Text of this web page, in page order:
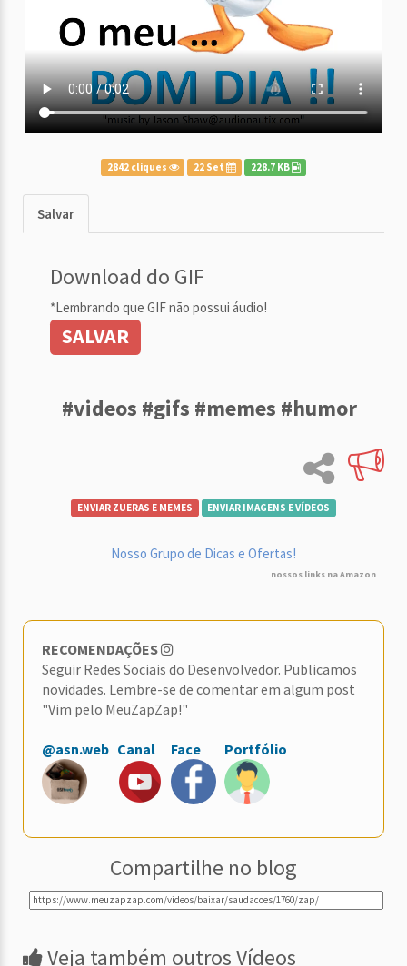
2842 cliques 22 Set 228.7 KB
Salvar
Download do GIF
*Lembrando que GIF não possui áudio!
SALVAR
#videos #gifs #memes #humor
ENVIAR ZUERAS E MEMES ENVIAR IMAGENS E VÍDEOS
Nosso Grupo de Dicas e Ofertas!
nossos links na Amazon
RECOMENDAÇÕES
Seguir Redes Sociais do Desenvolvedor. Publicamos
novidades. Lembre-se de comentar em algum post
"Vim pelo MeuZapZap!"
@asn.web Canal Face Portfólio
Compartilhe no blog
Veja também outros Vídeos